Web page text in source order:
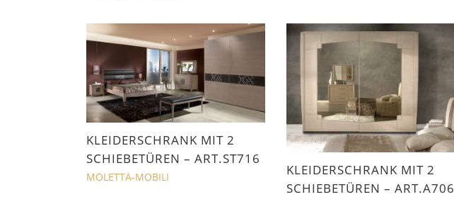
KLEIDERSCHRANK MIT 2
SCHIEBETÜREN – ART.ST716
MOLETTA-MOBILI
KLEIDERSCHRANK MIT 2
SCHIEBETÜREN – ART.A706